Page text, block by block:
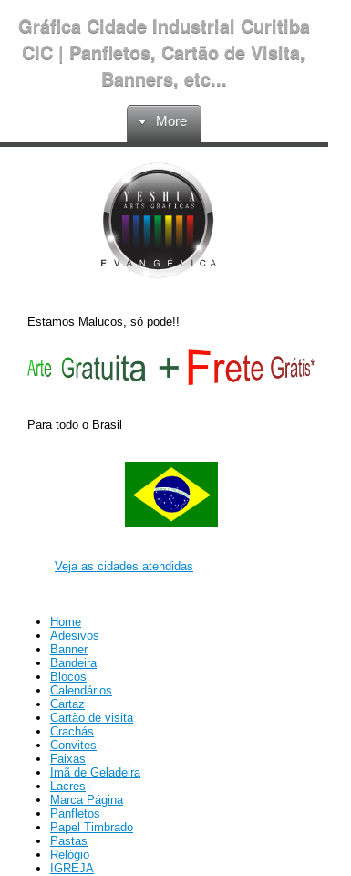
Gráfica Cidade Industrial Curitiba
CIC | Panfletos, Cartão de Visita,
Banners, etc...
More
Estamos Malucos, só pode!!
Para todo o Brasil
Veja as cidades atendidas
Home
Adesivos
Banner
Bandeira
Blocos
Calendários
Cartaz
Cartão de visita
Crachás
Convites
Faixas
Imã de Geladeira
Lacres
Marca Página
Panfletos
Papel Timbrado
Pastas
Relógio
IGREJA